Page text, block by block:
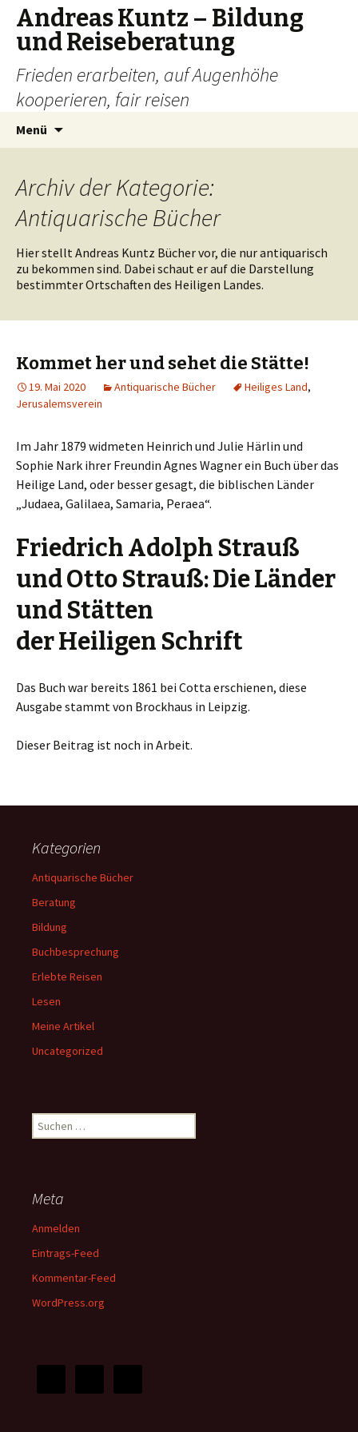
Andreas Kuntz – Bildung
und Reiseberatung
Frieden erarbeiten, auf Augenhöhe
kooperieren, fair reisen
Menü
Archiv der Kategorie:
Antiquarische Bücher
Hier stellt Andreas Kuntz Bücher vor, die nur antiquarisch
zu bekommen sind. Dabei schaut er auf die Darstellung
bestimmter Ortschaften des Heiligen Landes.
Kommet her und sehet die Stätte!
19. Mai 2020 Antiquarische Bücher Heiliges Land,
Jerusalemsverein
Im Jahr 1879 widmeten Heinrich und Julie Härlin und
Sophie Nark ihrer Freundin Agnes Wagner ein Buch über das
Heilige Land, oder besser gesagt, die biblischen Länder
„Judaea, Galilaea, Samaria, Peraea“.
Friedrich Adolph Strauß
und Otto Strauß: Die Länder
und Stätten
der Heiligen Schrift
Das Buch war bereits 1861 bei Cotta erschienen, diese
Ausgabe stammt von Brockhaus in Leipzig.
Dieser Beitrag ist noch in Arbeit.
Kategorien
Antiquarische Bücher
Beratung
Bildung
Buchbesprechung
Erlebte Reisen
Lesen
Meine Artikel
Uncategorized
Suchen
nach:
Meta
Anmelden
Eintrags-Feed
Kommentar-Feed
WordPress.org